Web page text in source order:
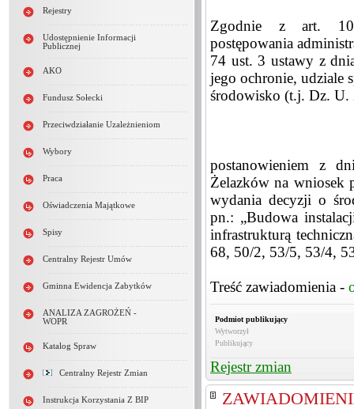
Rejestry
Udostępnienie Informacji
Publicznej
AKO
Fundusz Sołecki
Przeciwdziałanie Uzależnieniom
Wybory
Praca
Oświadczenia Majątkowe
Spisy
Centralny Rejestr Umów
Gminna Ewidencja Zabytków
ANALIZA ZAGROŻEŃ -
WOPR
Katalog Spraw
Centralny Rejestr Zmian
Instrukcja Korzystania Z BIP
Zgodnie z art.
postępowania
74 ust. 3 ustawy z
jego ochronie, udziale
środowisko (t.j. Dz. U.
postanowieniem z
Żelazków na wniosek
wydania decyzji o
pn.: „Budowa
infrastrukturą
68, 50/2, 53/5, 53/4,
Treść zawiadomienia -
Podmiot publikujący
Wytworzył
Publikujący
Rejestr zmian